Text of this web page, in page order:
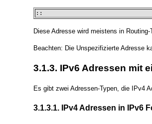
::
Diese Adresse wird meistens in
Beachten: Die Unspezifizierte Adresse
3.1.3. IPv6 Adressen mit
Es gibt zwei Adressen-Typen, die IPv4
3.1.3.1. IPv4 Adressen in IPv6